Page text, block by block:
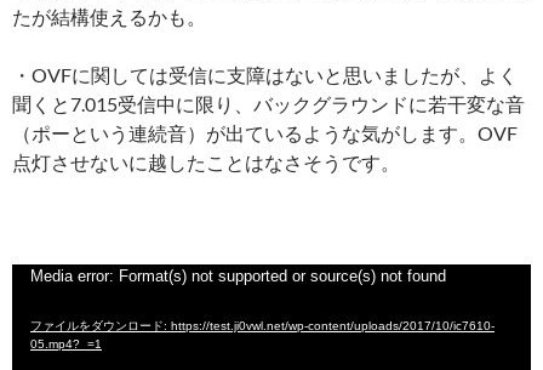
たが結構使えるかも。
・OVFに関しては受信に支障はないと思いましたが、よく
聞くと7.015受信中に限り、バックグラウンドに若干変な音
（ポーという連続音）が出ているような気がします。OVF
点灯させないに越したことはなさそうです。
Media error: Format(s) not supported or source(s) not found
ファイルをダウンロード: https://test.ji0vwl.net/wp-content/uploads/2017/10/ic7610-
05.mp4?_=1